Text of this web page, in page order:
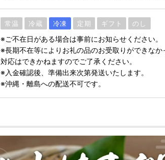
常温 冷蔵 冷凍 定期 ギフト のし
※ご不在日がある場合は事前にお知らせください。
※長期不在等によりお礼の品のお受取りができな
対応はできかねますのでご了承ください。
※入金確認後、準備出来次第発送いたします。
※沖縄・離島への配送不可です。